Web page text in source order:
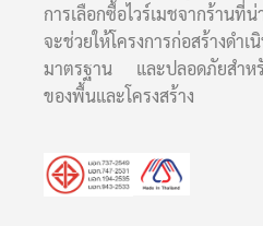
การเลือกซื้อไวร์เมชจากร้านที่
จะช่วยให้โครงการก่อสร้า
มาตรฐาน และปลอดภัยสำหรั
ของพื้นและโครงสร้าง